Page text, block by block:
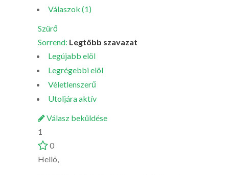
Válaszok (1)
Szürő
Sorrend: Legtöbb szavazat
Legújabb elöl
Legrégebbi elöl
Véletlenszerű
Utoljára aktív
Válasz beküldése
1
0
Helló,